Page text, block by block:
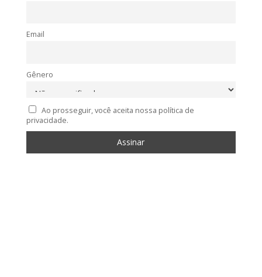
Email
Gênero
Ao prosseguir, você aceita nossa política de
privacidade.